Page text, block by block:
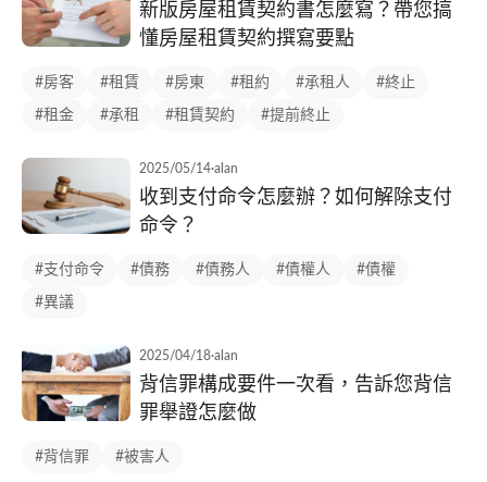
新版房屋租賃契約書怎麼寫？帶您搞
懂房屋租賃契約撰寫要點
#房客 #租賃 #房東 #租約 #承租人 #終止
#租金 #承租 #租賃契約 #提前終止
2025/05/14·alan
收到支付命令怎麼辦？如何解除支付
命令？
#支付命令 #債務 #債務人 #債權人 #債權
#異議
2025/04/18·alan
背信罪構成要件一次看，告訴您背信
罪舉證怎麼做
#背信罪 #被害人